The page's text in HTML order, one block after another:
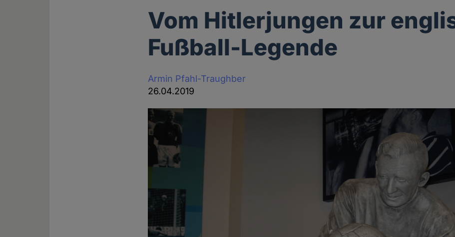
Vom Hitlerjungen zur
Fußball-Legende
Armin Pfahl-Traughber
26.04.2019